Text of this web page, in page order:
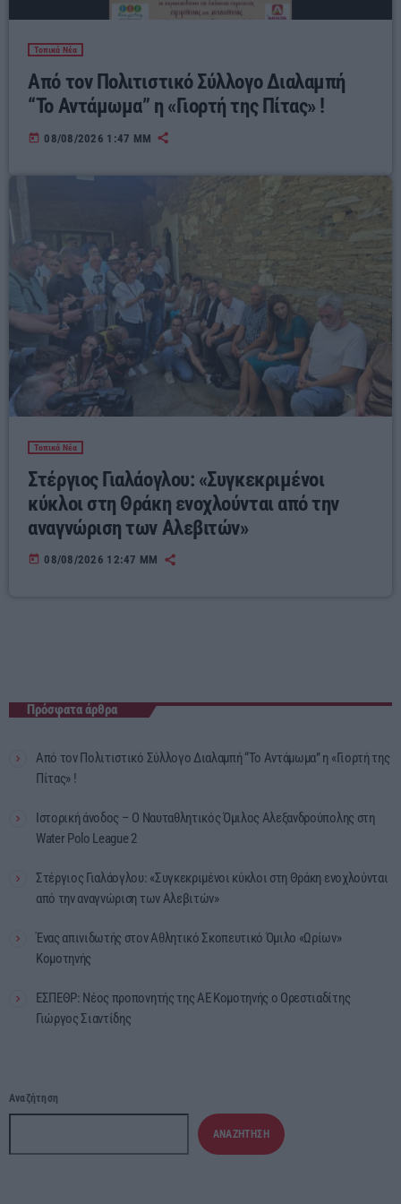
Τοπικά Νέα
Από τον Πολιτιστικό Σύλλογο Διαλαμπή
“Το Αντάμωμα” η «Γιορτή της Πίτας» !
today 08/08/2026 1:47 ΜΜ
Τοπικά Νέα
Στέργιος Γιαλάογλου: «Συγκεκριμένοι
κύκλοι στη Θράκη ενοχλούνται από την
αναγνώριση των Αλεβιτών»
today 08/08/2026 12:47 ΜΜ
Πρόσφατα άρθρα
Από τον Πολιτιστικό Σύλλογο Διαλαμπή “Το Αντάμωμα” η «Γιορτή της
Πίτας» !
Ιστορική άνοδος – Ο Ναυταθλητικός Όμιλος Αλεξανδρούπολης στη
Water Polo League 2
Στέργιος Γιαλάογλου: «Συγκεκριμένοι κύκλοι στη Θράκη ενοχλούνται
από την αναγνώριση των Αλεβιτών»
Ένας απινιδωτής στον Αθλητικό Σκοπευτικό Όμιλο «Ωρίων»
Κομοτηνής
ΕΣΠΕΘΡ: Νέος προπονητής της ΑΕ Κομοτηνής ο Ορεστιαδίτης
Γιώργος Σιαντίδης
Αναζήτηση
ΑΝΑΖΉΤΗΣΗ